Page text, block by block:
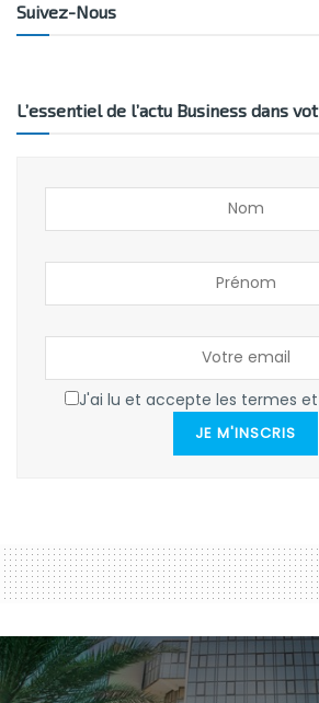
Suivez-Nous
L’essentiel de l’actu Business dans
J'ai lu et accepte les termes
JE M'INSCRIS